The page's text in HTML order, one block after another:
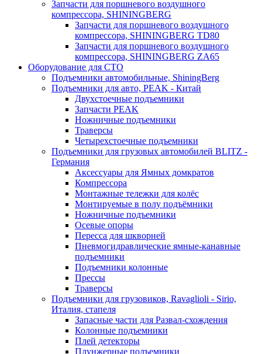
Запчасти для поршневого воздушного
компрессора, SHININGBERG
Запчасти для поршневого воздушного
компрессора, SHININGBERG TD80
Запчасти для поршневого воздушного
компрессора, SHININGBERG ZA65
Оборудование для СТО
Подъемники автомобильные, ShiningBerg
Подъемники для авто, PEAK - Китай
Двухстоечные подъемники
Запчасти PEAK
Ножничные подъемники
Траверсы
Четырехстоечные подъемники
Подъемники для грузовых автомобилей BLITZ -
Германия
Аксессуары для Ямных домкратов
Компрессора
Монтажные тележки для колёс
Монтируемые в полу подъёмники
Ножничные подъемники
Осевые опоры
Пересса для шкворней
Пневмогидравлические ямные-канавные
подъемники
Подъемники колонные
Прессы
Траверсы
Подъемники для грузовиков, Ravaglioli - Sirio,
Италия, стапеля
Запасные части для Развал-схождения
Колонные подъемники
Плей детекторы
Плунжерные подъемники